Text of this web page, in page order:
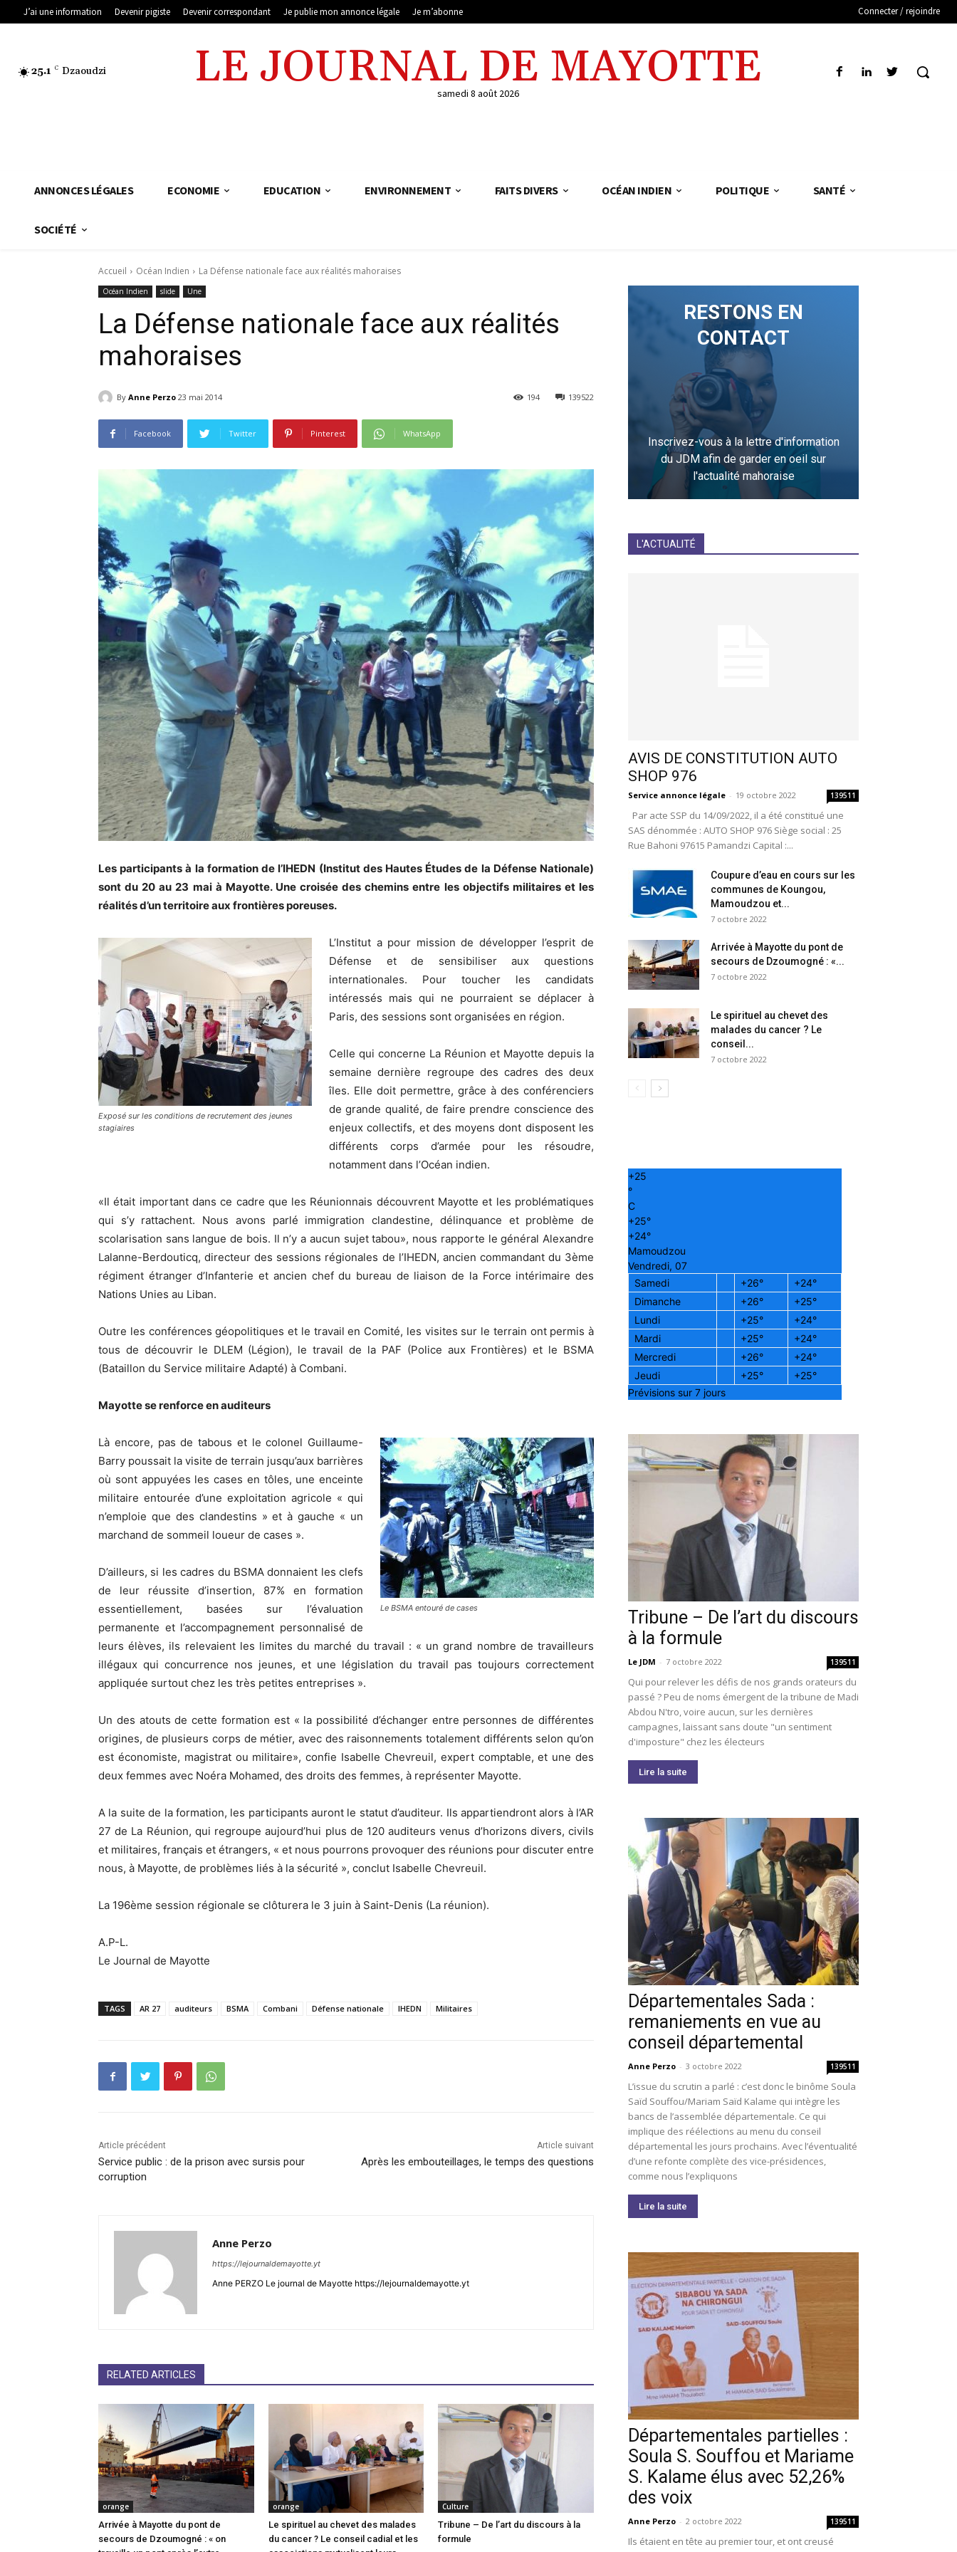
J’ai une information Devenir pigiste Devenir correspondant Je publie mon annonce légale Je m’abonne Connecter / rejoindre
25.1 C Dzaoudzi LE JOURNAL DE MAYOTTE
samedi 8 août 2026
ANNONCES LÉGALES ECONOMIE EDUCATION ENVIRONNEMENT FAITS DIVERS OCÉAN INDIEN POLITIQUE SANTÉ
SOCIÉTÉ
Accueil Océan Indien La Défense nationale face aux réalités mahoraises
Océan Indien slide Une
La Défense nationale face aux réalités
mahoraises
By Anne Perzo 23 mai 2014 139522
194
Facebook Twitter Pinterest WhatsApp
Les participants à la formation de l’IHEDN (Institut des Hautes Études de la Défense Nationale)
sont du 20 au 23 mai à Mayotte. Une croisée des chemins entre les objectifs militaires et les
réalités d’un territoire aux frontières poreuses.
Exposé sur les conditions de recrutement des jeunes
stagiaires
L’Institut a pour mission de développer l’esprit de
Défense et de sensibiliser aux questions
internationales. Pour toucher les candidats
intéressés mais qui ne pourraient se déplacer à
Paris, des sessions sont organisées en région.
Celle qui concerne La Réunion et Mayotte depuis la
semaine dernière regroupe des cadres des deux
îles. Elle doit permettre, grâce à des conférenciers
de grande qualité, de faire prendre conscience des
enjeux collectifs, et des moyens dont disposent les
différents corps d’armée pour les résoudre,
notamment dans l’Océan indien.
«Il était important dans ce cadre que les Réunionnais découvrent Mayotte et les problématiques
qui s’y rattachent. Nous avons parlé immigration clandestine, délinquance et problème de
scolarisation sans langue de bois. Il n’y a aucun sujet tabou», nous rapporte le général Alexandre
Lalanne-Berdouticq, directeur des sessions régionales de l’IHEDN, ancien commandant du 3ème
régiment étranger d’Infanterie et ancien chef du bureau de liaison de la Force intérimaire des
Nations Unies au Liban.
Outre les conférences géopolitiques et le travail en Comité, les visites sur le terrain ont permis à
tous de découvrir le DLEM (Légion), le travail de la PAF (Police aux Frontières) et le BSMA
(Bataillon du Service militaire Adapté) à Combani.
Mayotte se renforce en auditeurs
Le BSMA entouré de cases
Là encore, pas de tabous et le colonel Guillaume-
Barry poussait la visite de terrain jusqu’aux barrières
où sont appuyées les cases en tôles, une enceinte
militaire entourée d’une exploitation agricole « qui
n’emploie que des clandestins » et à gauche « un
marchand de sommeil loueur de cases ».
D’ailleurs, si les cadres du BSMA donnaient les clefs
de leur réussite d’insertion, 87% en formation
essentiellement, basées sur l’évaluation
permanente et l’accompagnement personnalisé de
leurs élèves, ils relevaient les limites du marché du travail : « un grand nombre de travailleurs
illégaux qui concurrence nos jeunes, et une législation du travail pas toujours correctement
appliquée surtout chez les très petites entreprises ».
Un des atouts de cette formation est « la possibilité d’échanger entre personnes de différentes
origines, de plusieurs corps de métier, avec des raisonnements totalement différents selon qu’on
est économiste, magistrat ou militaire», confie Isabelle Chevreuil, expert comptable, et une des
deux femmes avec Noéra Mohamed, des droits des femmes, à représenter Mayotte.
A la suite de la formation, les participants auront le statut d’auditeur. Ils appartiendront alors à l’AR
27 de La Réunion, qui regroupe aujourd’hui plus de 120 auditeurs venus d’horizons divers, civils
et militaires, français et étrangers, « et nous pourrons provoquer des réunions pour discuter entre
nous, à Mayotte, de problèmes liés à la sécurité », conclut Isabelle Chevreuil.
La 196ème session régionale se clôturera le 3 juin à Saint-Denis (La réunion).
A.P-L.
Le Journal de Mayotte
TAGS AR 27 auditeurs BSMA Combani Défense nationale IHEDN Militaires
Article précédent
Service public : de la prison avec sursis pour
corruption
Article suivant
Après les embouteillages, le temps des questions
Anne Perzo
https://lejournaldemayotte.yt
Anne PERZO Le journal de Mayotte https://lejournaldemayotte.yt
RELATED ARTICLES
orange
Arrivée à Mayotte du pont de
secours de Dzoumogné : « on
orange
Le spirituel au chevet des malades
du cancer ? Le conseil cadial et les
Culture
Tribune – De l’art du discours à la
formule
RESTONS EN
CONTACT
Inscrivez-vous à la lettre d'information
du JDM afin de garder en oeil sur
l'actualité mahoraise
L'ACTUALITÉ
AVIS DE CONSTITUTION AUTO
SHOP 976
Service annonce légale - 19 octobre 2022 139511
Par acte SSP du 14/09/2022, il a été constitué une
SAS dénommée : AUTO SHOP 976 Siège social : 25
Rue Bahoni 97615 Pamandzi Capital :...
Coupure d’eau en cours sur les
communes de Koungou,
Mamoudzou et...
7 octobre 2022
Arrivée à Mayotte du pont de
secours de Dzoumogné : «...
7 octobre 2022
Le spirituel au chevet des
malades du cancer ? Le
conseil...
7 octobre 2022
+25
°
C
+25°
+24°
Mamoudzou
Vendredi, 07
Samedi
+26° +24°
Dimanche
+26° +25°
Lundi
+25° +24°
Mardi
+25° +24°
Mercredi
+26° +24°
Jeudi
+25° +25°
Prévisions sur 7 jours
Tribune – De l’art du discours
à la formule
Le JDM - 7 octobre 2022 139511
Qui pour relever les défis de nos grands orateurs du
passé ? Peu de noms émergent de la tribune de Madi
Abdou N'tro, voire aucun, sur les dernières
campagnes, laissant sans doute "un sentiment
d'imposture" chez les électeurs
Lire la suite
Départementales Sada :
remaniements en vue au
conseil départemental
Anne Perzo - 3 octobre 2022 139511
L’issue du scrutin a parlé : c’est donc le binôme Soula
Saïd Souffou/Mariam Saïd Kalame qui intègre les
bancs de l’assemblée départementale. Ce qui
implique des réélections au menu du conseil
départemental les jours prochains. Avec l’éventualité
d’une refonte complète des vice-présidences,
comme nous l’expliquons
Lire la suite
Départementales partielles :
Soula S. Souffou et Mariame
S. Kalame élus avec 52,26%
des voix
Anne Perzo - 2 octobre 2022 139511
Ils étaient en tête au premier tour, et ont creusé